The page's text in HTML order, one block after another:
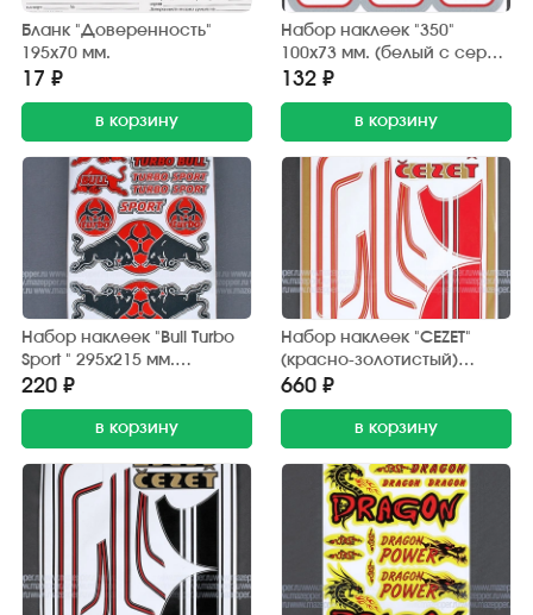
Бланк "Доверенность"
195х70 мм.
17 ₽
в корзину
Набор наклеек "350"
100х73 мм. (белый с серой
окантовкой) 2 шт.
132 ₽
в корзину
Набор наклеек "Bull Turbo
Sport " 295х215 мм.
(красно-черный) 15 шт.
220 ₽
в корзину
Набор наклеек "CEZET"
(красно-золотистый)
370х380 мм. (10 шт.)
660 ₽
в корзину